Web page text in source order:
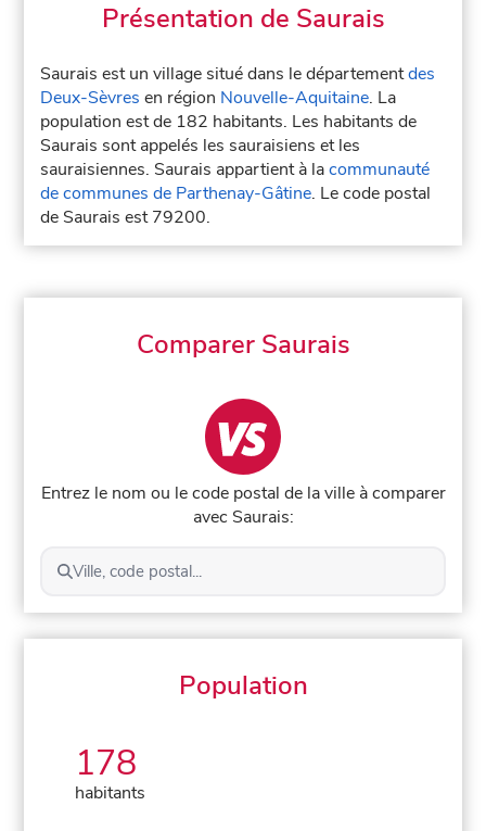
Présentation de Saurais
Saurais est un village situé dans le départementdes
Deux-Sèvres en région Nouvelle-Aquitaine. La
population est de 182 habitants. Les habitants de
Saurais sont appelés les sauraisiens et les
sauraisiennes. Saurais appartient à lacommunauté
de communes de Parthenay-Gâtine. Le code postal
de Saurais est 79200.
Comparer Saurais
Entrez le nom ou le code postal de la ville à comparer
avec Saurais:
Ville, code postal...
Population
178
habitants